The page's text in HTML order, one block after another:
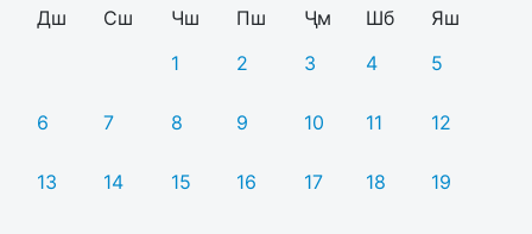
Дш
Сш Чш Пш Ҷм Шб
Яш
1
2 3 4 5
6 7 8 9 10 11 12
13 14 15 16 17 18 19